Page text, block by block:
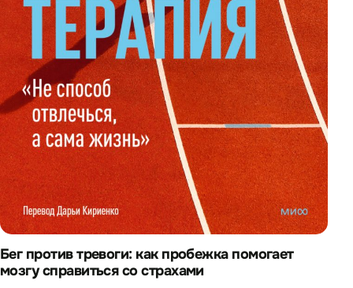
Бег против тревоги: как пробежка помогает
мозгу справиться со страхами